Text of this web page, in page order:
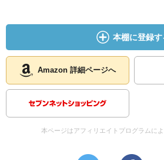
本棚に登録す
Amazon 詳細ページへ
本ページはアフィリエイトプログラムに